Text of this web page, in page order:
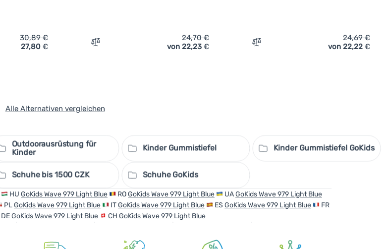
30,89€
27,80 € Vergleichen
24,70€
von 22,23 € Vergleichen
24,69€
von 22,22 €
Alle Alternativen vergleichen
Outdoorausrüstung für
Kinder Kinder Gummistiefel Kinder Gummistiefel GoKids
Schuhe bis 1500 CZK Schuhe GoKids
HU GoKids Wave 979 Light Blue ROGoKids Wave 979 Light Blue UAGoKids Wave 979 Light Blue
PLGoKids Wave 979 Light Blue ITGoKids Wave 979 Light Blue ES GoKids Wave 979 Light Blue
FR
DEGoKids Wave 979 Light Blue CH GoKids Wave 979 Light Blue